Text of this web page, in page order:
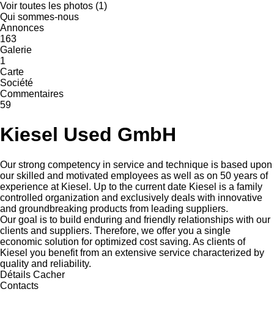
Voir toutes les photos (1)
Qui sommes-nous
Annonces
163
Galerie
1
Carte
Société
Commentaires
59
Kiesel Used GmbH
Our strong competency in service and technique is based upon
our skilled and motivated employees as well as on 50 years of
experience at Kiesel. Up to the current date Kiesel is a family
controlled organization and exclusively deals with innovative
and groundbreaking products from leading suppliers.
Our goal is to build enduring and friendly relationships with our
clients and suppliers. Therefore, we offer you a single
economic solution for optimized cost saving. As clients of
Kiesel you benefit from an extensive service characterized by
quality and reliability.
Détails Cacher
Contacts